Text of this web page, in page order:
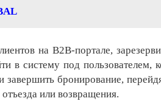
на B2B-портале,
в систему под пользователем,
бронирование,
или возвращения.